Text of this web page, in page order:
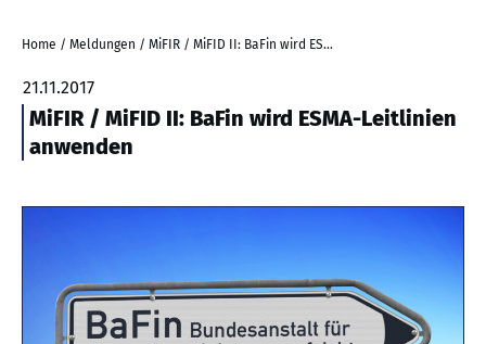
Home / Meldungen / MiFIR / MiFID II: BaFin wird ESMA-Leitlinien anwenden
21.11.2017
MiFIR / MiFID II: BaFin wird ESMA-Leitlinien
anwenden